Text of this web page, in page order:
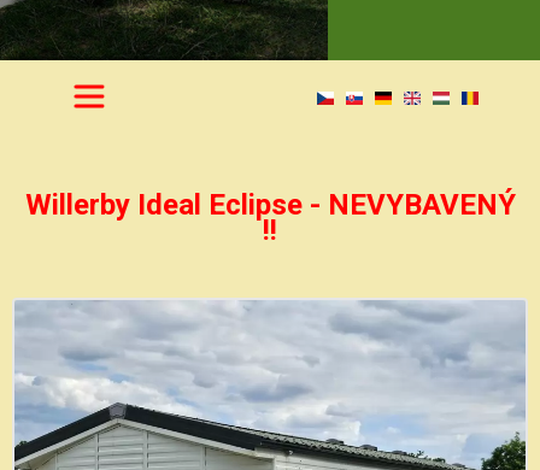
Willerby Ideal Eclipse - NEVYBAVENÝ
!!